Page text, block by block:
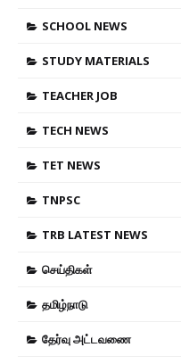
SCHOOL NEWS
STUDY MATERIALS
TEACHER JOB
TECH NEWS
TET NEWS
TNPSC
TRB LATEST NEWS
செய்திகள்
தமிழ்நாடு
தேர்வு அட்டவணை